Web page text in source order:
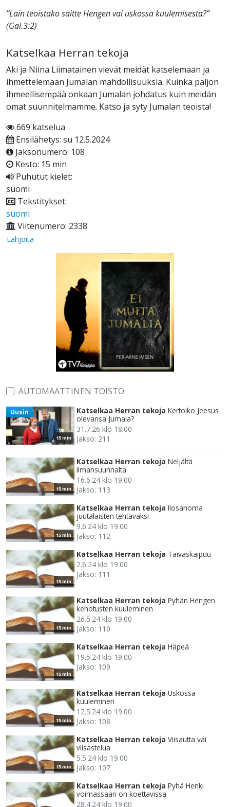
”Lain teoistako saitte Hengen vai uskossa kuulemisesta?”
(Gal.3:2)
Katselkaa Herran tekoja
Aki ja Niina Liimatainen vievät meidät katselemaan ja
ihmettelemään Jumalan mahdollisuuksia. Kuinka paljon
ihmeellisempää onkaan Jumalan johdatus kuin meidän
omat suunnitelmamme. Katso ja syty Jumalan teoista!
669 katselua
Ensilähetys: su 12.5.2024
Jaksonumero: 108
Kesto: 15 min
Puhutut kielet:
suomi
Tekstitykset:
suomi
Viitenumero: 2338
Lahjoita
AUTOMAATTINEN TOISTO
15 min
Uusin Katselkaa Herran tekoja Kertoiko Jeesus
olevansa Jumala?
31.7.26 klo 18.00
Jakso: 211
15 min
Katselkaa Herran tekoja Neljältä
ilmansuunnalta
16.6.24 klo 19.00
Jakso: 113
15 min
Katselkaa Herran tekoja Ilosanoma
juutalaisten tehtäväksi
9.6.24 klo 19.00
Jakso: 112
15 min
Katselkaa Herran tekoja Taivaskaipuu
2.6.24 klo 19.00
Jakso: 111
15 min
Katselkaa Herran tekoja Pyhän Hengen
kehotusten kuuleminen
26.5.24 klo 19.00
Jakso: 110
15 min
Katselkaa Herran tekoja Häpeä
19.5.24 klo 19.00
Jakso: 109
15 min
Katselkaa Herran tekoja Uskossa
kuuleminen
12.5.24 klo 19.00
Jakso: 108
15 min
Katselkaa Herran tekoja Viisautta vai
viisastelua
5.5.24 klo 19.00
Jakso: 107
Katselkaa Herran tekoja Pyhä Henki
voimassaan on koettavissa
28.4.24 klo 19.00